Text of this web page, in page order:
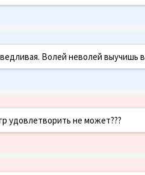
Волей неволей выучишь
удовлетворить не может???